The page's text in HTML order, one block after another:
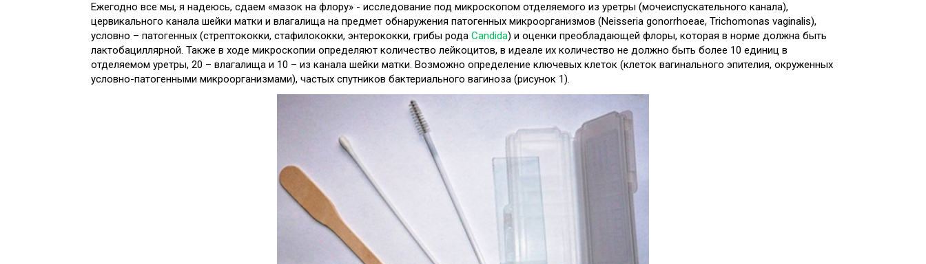
Ежегодно все мы, я надеюсь, сдаем «мазок на флору» - исследование под микроскопом отделяемого из уретры (мочеиспускательного канала),
цервикального канала шейки матки и влагалища на предмет обнаружения патогенных микроорганизмов (Neisseria gonorrhoeae, Trichomonas vaginalis),
условно – патогенных (стрептококки, стафилококки, энтерококки, грибы рода Candida) и оценки преобладающей флоры, которая в норме должна быть
лактобациллярной. Также в ходе микроскопии определяют количество лейкоцитов, в идеале их количество не должно быть более 10 единиц в
отделяемом уретры, 20 – влагалища и 10 – из канала шейки матки. Возможно определение ключевых клеток (клеток вагинального эпителия, окруженных
условно-патогенными микроорганизмами), частых спутников бактериального вагиноза (рисунок 1).